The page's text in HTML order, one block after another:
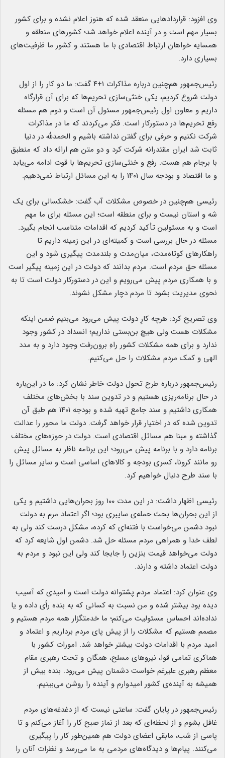
وی افزود: قراردادهایی منعقد شده که هنوز اعلام نشده و برای کشور
بسیار مهم است و در آینده اعلام خواهد شد؛ کشورهای منطقه و
همسایه خواهان ارتباط اقتصادی با ما هستند و کشور ما ظرفیت‌های
بسیاری دارد.
رئیس‌جمهور هم‌چنین درباره مذاکرات ۱+۴ گفت: ما دو کار را از اول
دولت شروع کردیم، یکی خنثی‌سازی تحریم‌ها که برای آن قرارگاه
داریم و معاون اول رئیس‌جمهور مسئول آن است و دوم هم مسئله
رفع تحریم‌ها در دستورکار است. فکر می‌کردند که ما در مذاکرات
شرکت نکنیم و حرفی برای گفتن نداشته باشیم و الحمدلله در دنیا
ثابت شد ایران مقتدرانه شرکت کرد و دو متن هم ارائه داد که منطبق
با برجام هم هست. رفع و خنثی‌سازی تحریم‌ها با قوت ادامه می‌یابد
و ما اقتصاد و بودجه سال ۱۴۰۱ را به این مسائل ارتباط نمی‌دهیم.
رئیسی هم‌چنین در خصوص مشکلات آب گفت: خشکسالی برای یک
شه و استان نیست و برای منطقه است؛ این مسئله برای ما مهم
است و به مسئولین تأکید کردیم که اقدامات متناسب انجام بگیرد.
مسئله در حال بررسی است و کمیته‌ای در این زمینه داریم تا
راهکارهای کوتاه‌مدت، میان‌مدت و بلندمدت پیگیری شود و این
مسئله حق مردم است. مردم بدانند که دولت در این زمینه پیگیر است
و با همکاری مردم پیش می‌رویم و این در دستورکار دولت است تا به
نحوی مدیریت بشود تا مردم دچار مشکل نشوند.
وی تصریح کرد: هرچه کارِ دولت پیش می‌رود می‌بنیم ضمن اینکه
مشکلات هست ولی هیچ بن‌بستی نداریم؛ انسداد در کشور وجود
ندارد و برای همه مشکلات کشور راهِ برون‌رفت وجود دارد و به مدد
الهی و کمک مردم مشکلات را حل می‌کنیم.
رئیس‌جمهور درباره طرح تحول دولت خاطر نشان کرد: ما در این‌باره
در حال برنامه‌ریزی هستیم و در تدوین سند با بخش‌های مختلف
همکاری داشتیم و سند جامع تهیه شده و بودجه ۱۴۰۱ هم طبق آن
تدوین شده که در اختیار قرار خواهد گرفت. دولت ما محور را عدالت
گذاشته و مبنا هم مسائل اقتصادی است. دولت در حوزه‌های مختلف
برنامه دارد و با برنامه پیش می‌رود؛ این برنامه ناظر به مسائل پیش
رو مانند کرونا، کسری بودجه و کالاهای اساسی است و سایر مسائل را
با سند طرح دنبال خواهیم کرد.
رئیسی اظهار داشت: در این مدت ۱۰۰ روز بحران‌هایی داشتیم و یکی
از این بحران‌ها بحث حمله‌ی سایبری بود؛ اگر اعتماد مرم به دولت
نبود دشمن می‌خواست با فتنه‌ای که کرده، مشکل درست کند ولی به
لطف خدا و همراهی مردم مسئله حل شد. دشمن اول شایعه کرد که
دولت می‌خواهد قیمت بنزین را جابجا کند ولی این نبود و مردم به
دولت اعتماد داشته و دارند.
وی عنوان کرد: اعتماد مردم پشتوانه دولت است و امیدی که آسیب
دیده بود بیشتر شده و من نسبت به کسانی که به بنده رأی داده و یا
نداده‌اند احساس مسئولیت می‌کنم؛ ما خدمتگزار همه مردم هستیم و
مصمم هستیم که مشکلات را از پیش پای مردم برداریم و اعتماد و
امید مردم با اقدامات دولت بیشتر خواهد شد. امورات کشور با
هماکری تمامی قوا، نیروهای مسلح، همگان و تحت رهبری مقام
معظم رهبری علیرغم خواست دشمنان پیش می‌رود. بنده بیش از
همیشه به آینده‌ی کشور امیدوارم و آینده را روشن می‌بینیم.
رئیس‌جمهور در پایان گفت: ساعتی نیست که از دغدغه‌های مردم
غافل بشوم و از لحظه‌ای که بعد از نماز صبح کار را آغاز می‌کنم و تا
پاسی از شب، مابقی اعضای دولت هم همین‌طور کار را پیگیری
می‌کنند. پیام‌ها و دیدگاه‌های مردمی به ما می‌رسد و نظرات آنان را